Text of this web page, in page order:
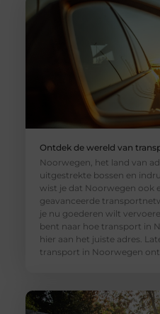
Ontdek de wereld van
Noorwegen, het land van
uitgestrekte bossen en
wist je dat Noorwegen ook
geavanceerde
je nu goederen wilt
bent naar hoe transport in
hier aan het juiste adres.
transport in Noorwegen